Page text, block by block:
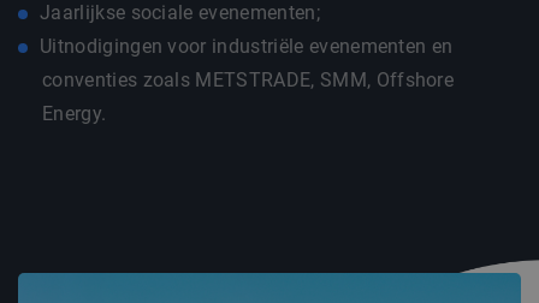
Jaarlijkse sociale evenementen;
Uitnodigingen voor industriële evenementen en
conventies zoals METSTRADE, SMM, Offshore
Energy.